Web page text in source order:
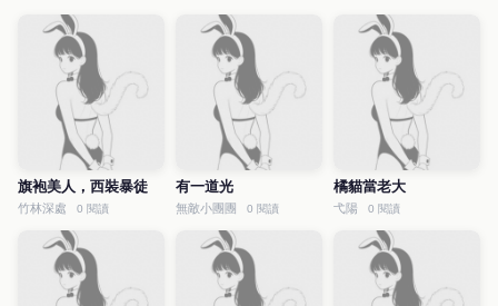
旗袍美人，西裝暴徒
竹林深處 0 閱讀
有一道光
無敵小團團 0 閱讀
橘貓當老大
弋陽 0 閱讀